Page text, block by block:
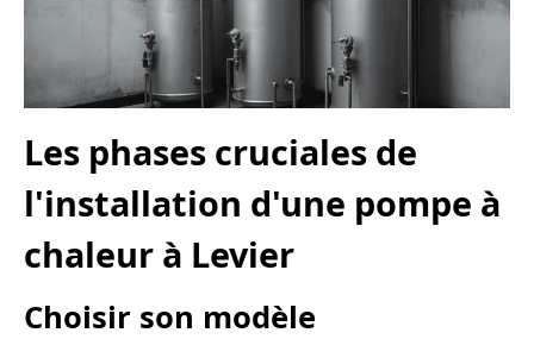
Les phases cruciales de
l'installation d'une pompe à
chaleur à Levier
Choisir son modèle